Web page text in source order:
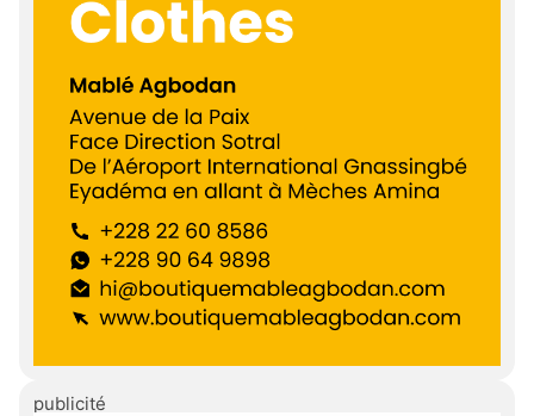
publicité